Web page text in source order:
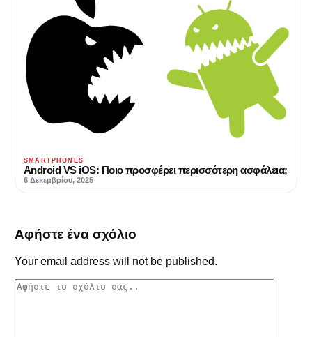
SMARTPHONES
Android VS iOS: Ποιο προσφέρει περισσότερη ασφάλεια;
6 Δεκεμβρίου, 2025
Αφήστε ένα σχόλιο
Your email address will not be published.